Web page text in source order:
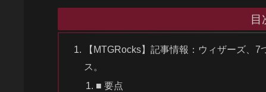
目
【MTGRocks】記事情報：ウィザーズ、
ス。
■ 要点